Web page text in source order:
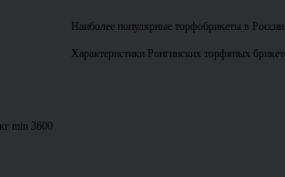
Наиболее популярные торфобрикеты в
Характеристики Ронгинских торфяных
min 3600